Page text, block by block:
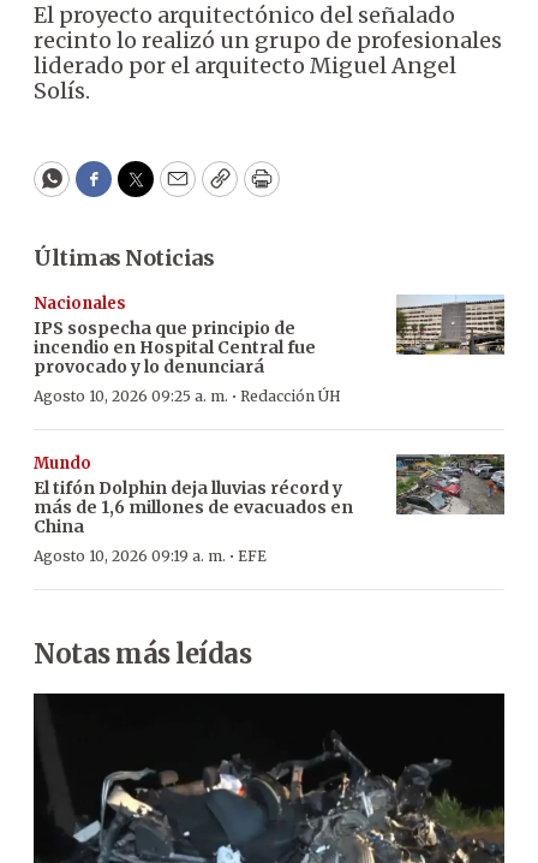
El proyecto arquitectónico del señalado
recinto lo realizó un grupo de profesionales
liderado por el arquitecto Miguel Angel
Solís.
WhatsApp
Facebook
Twitter
EmailCopyPrint
Últimas Noticias
Nacionales
IPS sospecha que principio de
incendio en Hospital Central fue
provocado y lo denunciará
Agosto 10, 2026 09:25 a. m. · Redacción ÚH
Mundo
El tifón Dolphin deja lluvias récord y
más de 1,6 millones de evacuados en
China
Agosto 10, 2026 09:19 a. m. · EFE
Notas más leídas